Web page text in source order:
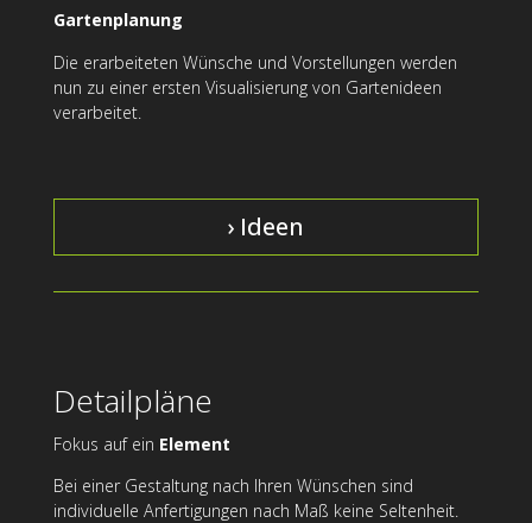
Gartenplanung
Die erarbeiteten Wünsche und Vorstellungen werden
nun zu einer ersten Visualisierung von Gartenideen
verarbeitet.
› Ideen
Detailpläne
Fokus auf ein Element
Bei einer Gestaltung nach Ihren Wünschen sind
individuelle Anfertigungen nach Maß keine Seltenheit.